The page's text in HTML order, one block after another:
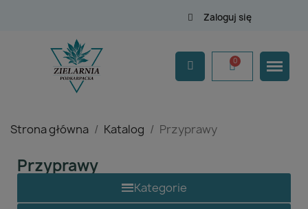
Zaloguj się
Strona główna Katalog Przyprawy
Przyprawy